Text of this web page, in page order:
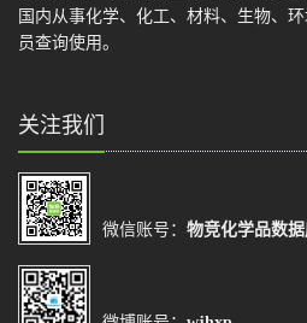
国内从事化学、化工、材料、生物、
员查询使用。
关注我们
微信账号： 物竞化学品数